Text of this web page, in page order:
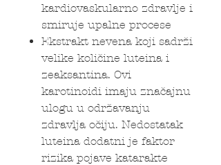
kardiovaskularno zdravlje i
smiruje upalne procese
Ekstrakt nevena koji sadrži
velike količine luteina i
zeaksantina. Ovi
karotinoidi imaju značajnu
ulogu u održavanju
zdravlja očiju. Nedostatak
luteina dodatni je faktor
rizika pojave katarakte